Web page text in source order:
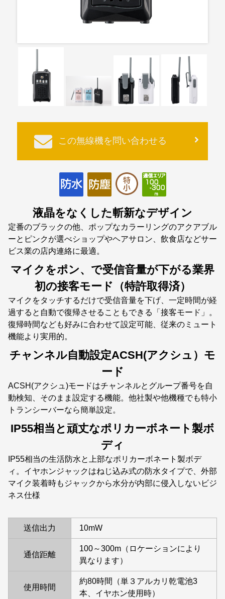
この無線機を問い合わせる
液晶をなくした斬新なデザイン
定番のブラックの他、ポップなカラーリングのアクアブル
ーとピンクが選べショップやヘアサロン、飲食店などサー
ビス業の店内連絡に最適。
マイクをポン、で受信音量が下がる業界
初の接客モード（特許取得済）
マイクをタッチするだけで受信音量を下げ、一定時間が経
過すると自動で復帰させることもできる「接客モード」。
復帰時間なども好みに合わせて設定可能、従来のミュート
機能より実用的。
チャンネル自動設定ACSH(アクシュ）モ
ード
ACSH(アクシュ)モードはチャンネルとグループ番号を自
動検知、そのまま設定する機能。他社製や他機種でも特小
トランシーバーなら簡単設定。
IP55相当と頑丈なポリカーボネート製ボ
ディ
IP55相当の生活防水と上部なポリカーボネート製ボデ
ィ。イヤホンジャックはねじ込み式の防水タイプで、外部
マイク装着時もジャックから水分が内部に侵入しないビジ
ネス仕様
送信出力 10mW
通信距離
100～300m（ロケーションにより
異なります）
使用時間
約80時間（単３アルカリ乾電池3
本、イヤホン使用時）